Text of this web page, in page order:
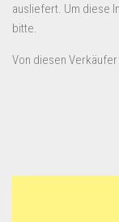
ausliefert. Um diese
bitte.
Von diesen